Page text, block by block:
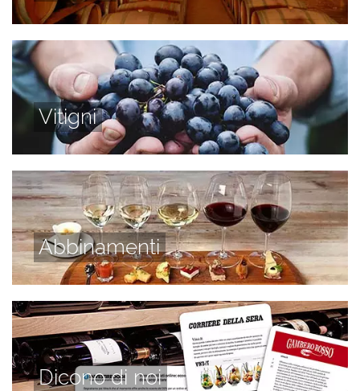
Vitigni
Abbinamenti
Dicono di noi